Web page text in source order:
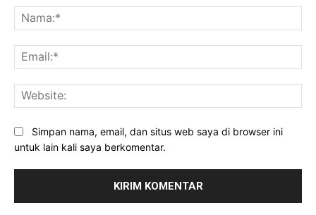
Simpan nama, email, dan situs web saya di browser ini
untuk lain kali saya berkomentar.